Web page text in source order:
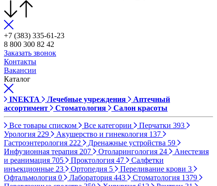
+7 (383) 335-61-23
8 800 300 82 42
Заказать звонок
Контакты
Вакансии
Каталог
INEKTA Лечебные учреждения
Аптечный
ассортимент
Стоматология Салон красоты
Все товары списком Все категории Перчатки 393
Урология 229 Акушерство и гинекология 137
Гастроэнтерология 222 Дренажные устройства 59
Инфузионная терапия 207 Отоларингология 24
Анестезия
и реанимация 705 Проктология 47
Салфетки
инъекционные 23 Ортопедия 5 Переливание крови 3
Офтальмология 0 Лаборатория 443 Стоматология 1379